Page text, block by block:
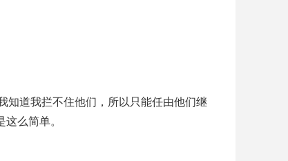
知道我拦不住他们，所以只能任由他们继
么简单。